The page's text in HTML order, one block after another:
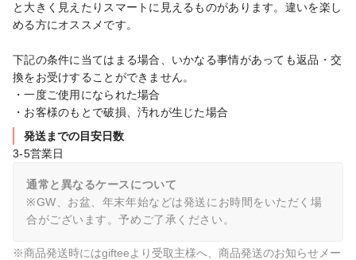
と大きく見えたりスマートに見えるものがあります。違いを楽し
める方にオススメです。
下記の条件に当てはまる場合、いかなる事情があっても返品・交
換をお受けすることができません。
・一度ご使用になられた場合
・お客様のもとで破損、汚れが生じた場合
発送までの目安日数
3-5営業日
通常と異なるケースについて
※GW、お盆、年末年始などは発送にお時間をいただく場
合がございます。予めご了承ください。
※商品発送時にはgifteeより受取主様へ、商品発送のお知らせメー